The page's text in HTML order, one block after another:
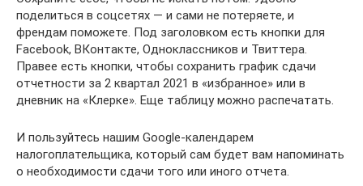
поделиться в соцсетях — и сами не потеряете, и
френдам поможете. Под заголовком есть кнопки для
Facebook, ВКонтакте, Одноклассников и Твиттера.
Правее есть кнопки, чтобы сохранить график сдачи
отчетности за 2 квартал 2021 в «избранное» или в
дневник на «Клерке». Еще таблицу можно распечатать.
И пользуйтесь нашим Google-календарем
налогоплательщика, который сам будет вам напоминать
о необходимости сдачи того или иного отчета.